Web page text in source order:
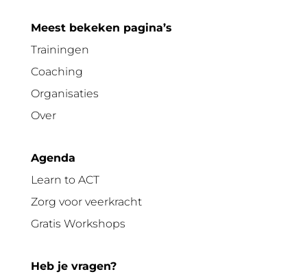
Meest bekeken pagina’s
Trainingen
Coaching
Organisaties
Over
Agenda
Learn to ACT
Zorg voor veerkracht
Gratis Workshops
Heb je vragen?